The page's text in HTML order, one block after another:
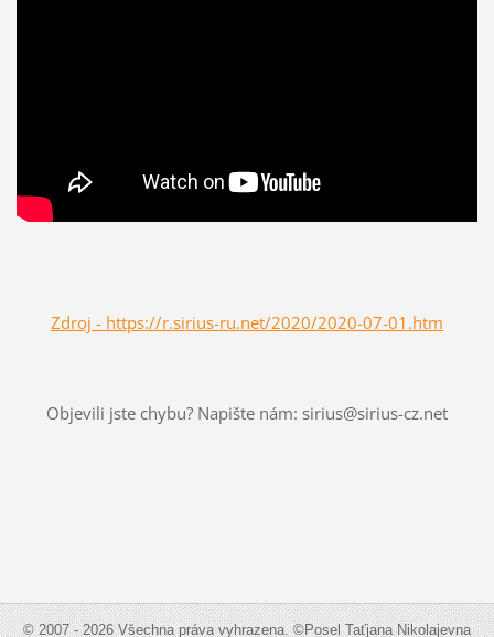
Zdroj - https://r.sirius-ru.net/2020/2020-07-01.htm
Objevili jste chybu? Napište nám: sirius@sirius-cz.net
© 2007 - 2026 Všechna práva vyhrazena. ©Posel Taťjana Nikolajevna